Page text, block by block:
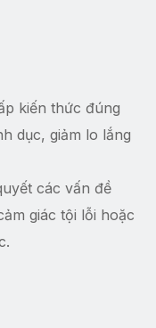
kiến thức đúng
dục, giảm lo lắng
các vấn đề
giác tội lỗi hoặc